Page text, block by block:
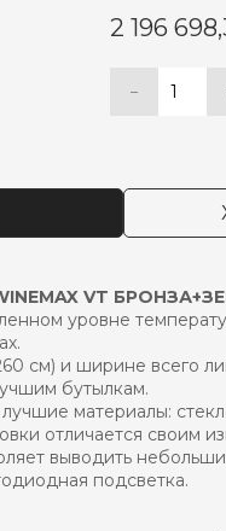
2 196
−
Количество
enofrigo
vt
комплект
Alternative:
WINEMAX VT
уровне
см) и ширине всего
бутылкам.
материалы:
отличается своим
выводить
подсветка.